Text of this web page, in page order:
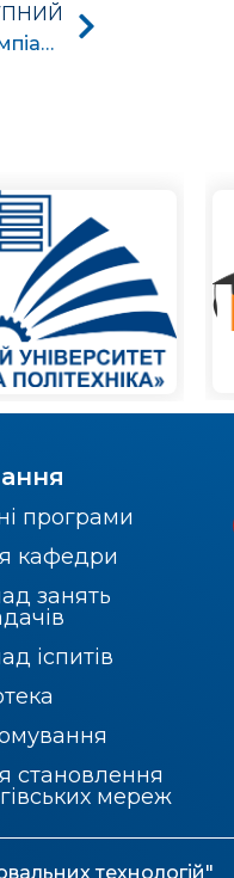
Вітаємо команду ЧНТУ з перемогою в олімпіаді з дисципліни “Теоретичні основи електротехніки”!!!
програми
кафедри
занять
іспитів
становлення
мереж
технологій"